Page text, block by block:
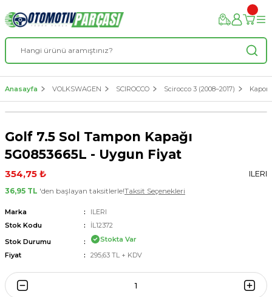
Anasayfa VOLKSWAGEN SCIROCCO Scirocco 3 (2008–2017)
Golf 7.5 Sol Tampon Kapağı
5G0853665L - Uygun Fiyat
354,75 ₺
ILERI
36,95 TL 'den başlayan taksitlerle!Taksit Seçenekleri
Marka
ILERI
Stok Kodu
İL12372
Stok Durumu
Stokta Var
Fiyat
295,63 TL + KDV